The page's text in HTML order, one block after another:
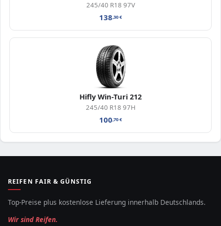
245/40 R18 97V
138,30€
Hifly Win-Turi 212
245/40 R18 97H
100,70€
REIFEN FAIR & GÜNSTIG
Top-Preise plus kostenlose Lieferung innerhalb Deutschlands.
Wir sind Reifen.